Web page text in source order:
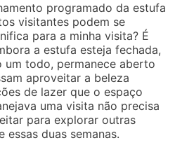
programado da estufa
visitantes podem se
para a minha visita? É
a estufa esteja fechada,
todo, permanece aberto
aproveitar a beleza
de lazer que o espaço
uma visita não precisa
para explorar outras
duas semanas.